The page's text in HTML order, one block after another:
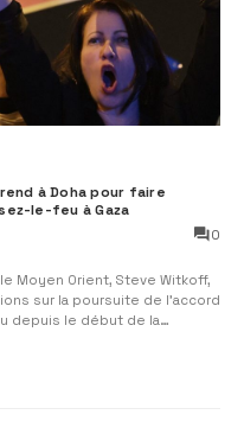
à Doha pour faire
le-feu à Gaza
0
Moyen Orient, Steve Witkoff,
sur la poursuite de l’accord
depuis le début de la
retour ce ...